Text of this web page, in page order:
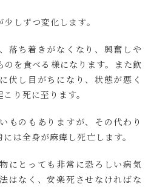
しずつ変化します。
落ち着きがなくなり、興奮しや
を食べる様になります。また飲
伏し目がちになり、状態が悪く
り死に至ります。
ものもありますが、その代わり
は全身が麻痺し死亡します。
にとっても非常に恐ろしい病気
はなく、安楽死させなければな